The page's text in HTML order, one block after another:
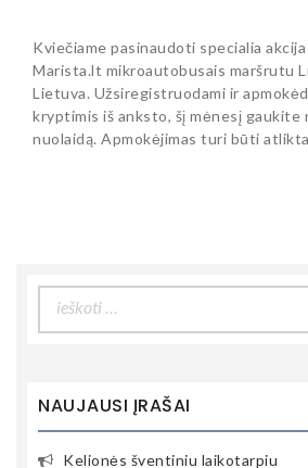
Kviečiame pasinaudoti specialia
Marista.lt mikroautobusais maršrutu
Lietuva. Užsiregistruodami ir
kryptimis iš anksto, šį mėnesį gaukite
nuolaidą. Apmokėjimas turi būti
NAUJAUSI ĮRAŠAI
Kelionės šventiniu laikotarpiu